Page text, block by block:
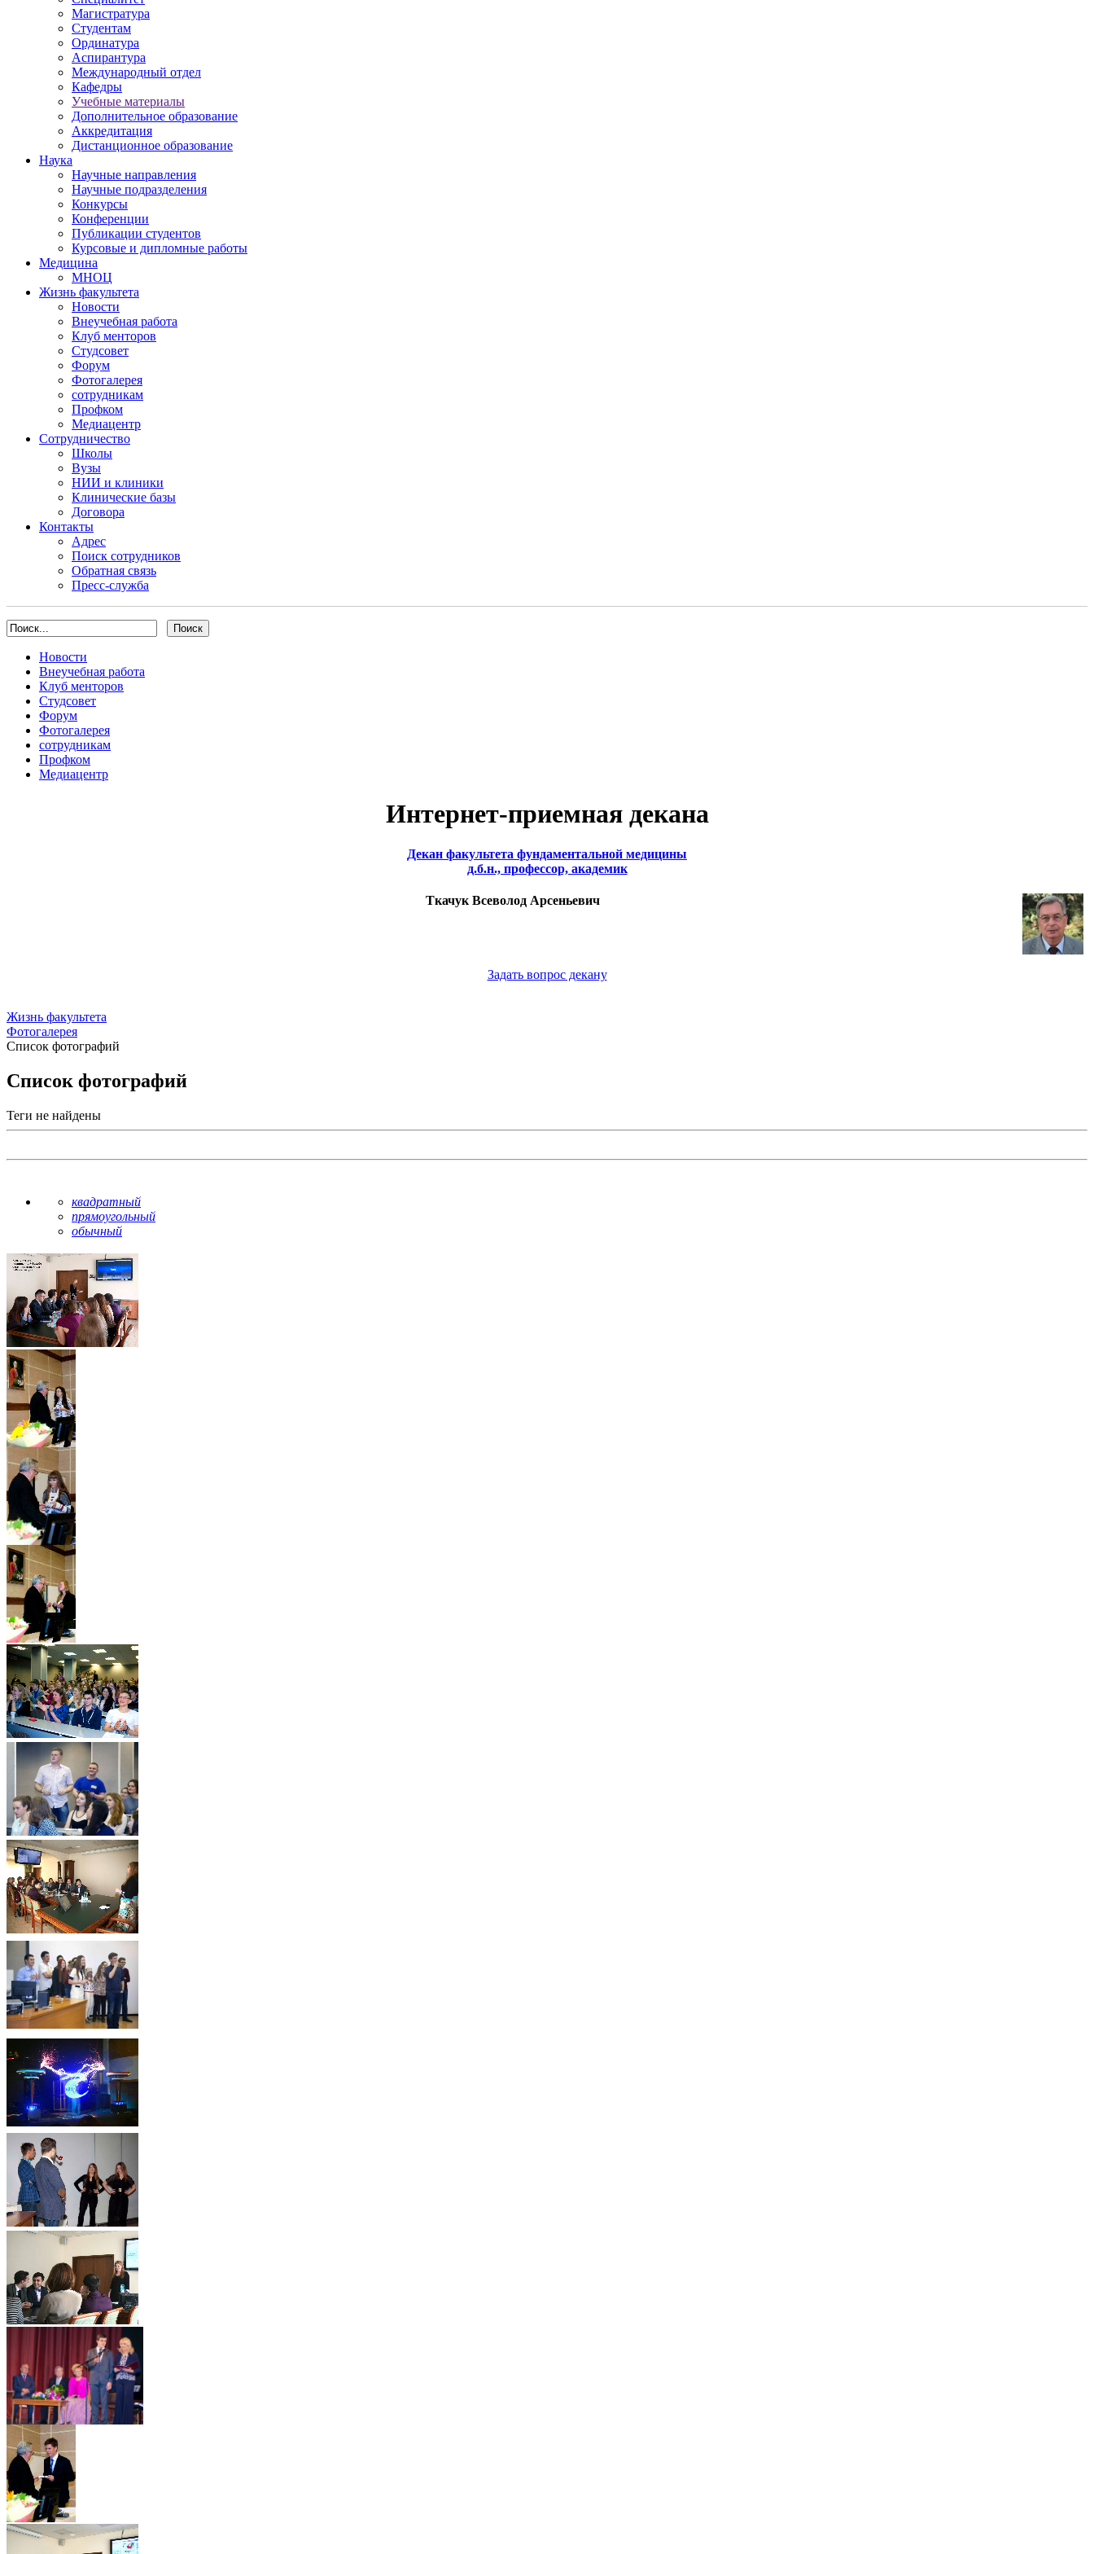
Магистратура
Студентам
Ординатура
Аспирантура
Международный отдел
Кафедры
Учебные материалы
Дополнительное образование
Аккредитация
Дистанционное образование
Наука
Научные направления
Научные подразделения
Конкурсы
Конференции
Публикации студентов
Курсовые и дипломные работы
Медицина
МНОЦ
Жизнь факультета
Новости
Внеучебная работа
Клуб менторов
Студсовет
Форум
Фотогалерея
сотрудникам
Профком
Медиацентр
Сотрудничество
Школы
Вузы
НИИ и клиники
Клинические базы
Договора
Контакты
Адрес
Поиск сотрудников
Обратная связь
Пресс-служба
Новости
Внеучебная работа
Клуб менторов
Студсовет
Форум
Фотогалерея
сотрудникам
Профком
Медиацентр
Интернет-приемная декана
Декан факультета фундаментальной медицины
д.б.н., профессор, академик
Ткачук Всеволод Арсеньевич
Задать вопрос декану
Жизнь факультета
Фотогалерея
Список фотографий
Список фотографий
Теги не найдены
квадратный
прямоугольный
обычный